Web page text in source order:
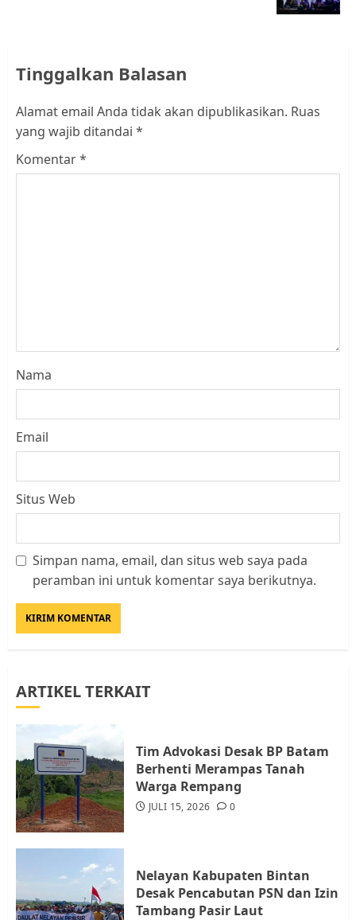
Tinggalkan Balasan
Alamat email Anda tidak akan dipublikasikan. Ruas
yang wajib ditandai *
Komentar*
Nama
Email
Situs Web
Simpan nama, email, dan situs web saya pada
peramban ini untuk komentar saya berikutnya.
ARTIKEL TERKAIT
Tim Advokasi Desak BP Batam
Berhenti Merampas Tanah
Warga Rempang
JULI 15, 2026 0
Nelayan Kabupaten Bintan
Desak Pencabutan PSN dan Izin
Tambang Pasir Laut
Datangi Pemko Batam, Warga
4
Warga Rempang Ajukan
Resahkan Warga
JULI 17, 2026 0
5
JULI 15, 2026 0